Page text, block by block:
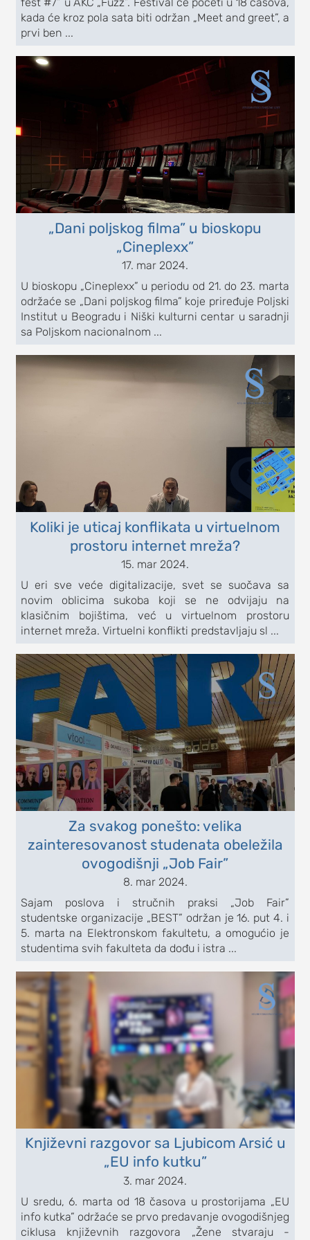
studentski život
zdravlje
it
sdl podkast
STUDENTSKI DNEVNI LIST
o nama
impresum
kontakt
kada će kroz pola sata biti održan „Meet and greet”, a
prvi ben ...
„Dani poljskog filma” u bioskopu
„Cineplexx”
17. mar 2024.
U bioskopu „Cineplexx” u periodu od 21. do 23. marta
održaće se „Dani poljskog filma” koje priređuje Poljski
Institut u Beogradu i Niški kulturni centar u saradnji
sa Poljskom nacionalnom ...
Koliki je uticaj konflikata u virtuelnom
prostoru internet mreža?
15. mar 2024.
U eri sve veće digitalizacije, svet se suočava sa
novim oblicima sukoba koji se ne odvijaju na
klasičnim bojištima, već u virtuelnom prostoru
internet mreža. Virtuelni konflikti predstavljaju sl ...
Za svakog ponešto: velika
zainteresovanost studenata obeležila
ovogodišnji „Job Fair”
8. mar 2024.
Sajam poslova i stručnih praksi „Job Fair”
studentske organizacije „BEST” održan je 16. put 4. i
5. marta na Elektronskom fakultetu, a omogućio je
studentima svih fakulteta da dođu i istra ...
Književni razgovor sa Ljubicom Arsić u
„EU info kutku”
3. mar 2024.
U sredu, 6. marta od 18 časova u prostorijama „EU
info kutka” održaće se prvo predavanje ovogodišnjeg
ciklusa književnih razgovora „Žene stvaraju -